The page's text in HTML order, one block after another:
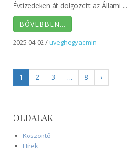
Évtizedeken át dolgozott az Állami ...
BŐVEBBEN…
2025-04-02/uveghegyadmin
1 2 3 … 8 ›
OLDALAK
Köszöntő
Hírek